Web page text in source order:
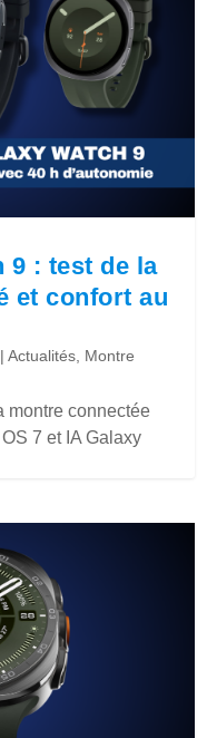
9 : test de la
et confort au
|Actualités Montre
montre connectée
7 et IA Galaxy